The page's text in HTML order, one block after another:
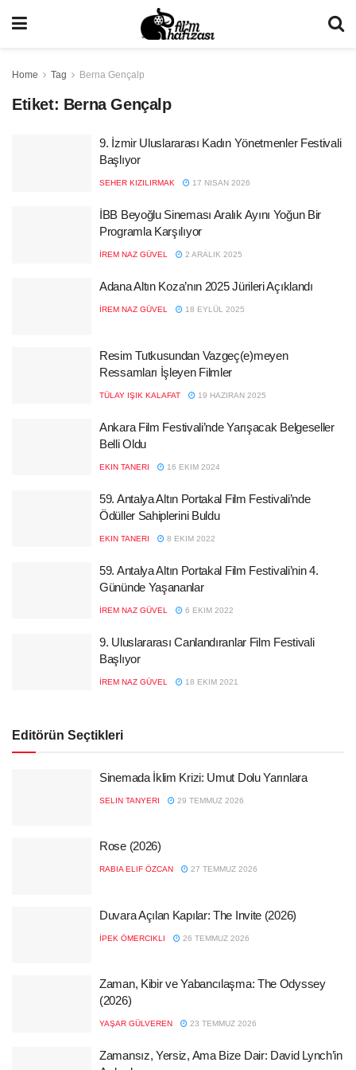
Home Tag Berna Gençalp
Etiket: Berna Gençalp
9. İzmir Uluslararası Kadın Yönetmenler Festivali
Başlıyor
SEHER KIZILIRMAK 17 NISAN 2026
İBB Beyoğlu Sineması Aralık Ayını Yoğun Bir
Programla Karşılıyor
İREM NAZ GÜVEL 2 ARALIK 2025
Adana Altın Koza’nın 2025 Jürileri Açıklandı
İREM NAZ GÜVEL 18 EYLÜL 2025
Resim Tutkusundan Vazgeç(e)meyen
Ressamları İşleyen Filmler
TÜLAY IŞIK KALAFAT 19 HAZIRAN 2025
Ankara Film Festivali’nde Yarışacak Belgeseller
Belli Oldu
EKIN TANERI 16 EKIM 2024
59. Antalya Altın Portakal Film Festivali’nde
Ödüller Sahiplerini Buldu
EKIN TANERI 8 EKIM 2022
59. Antalya Altın Portakal Film Festivali’nin 4.
Gününde Yaşananlar
İREM NAZ GÜVEL 6 EKIM 2022
9. Uluslararası Canlandıranlar Film Festivali
Başlıyor
İREM NAZ GÜVEL 18 EKIM 2021
Editörün Seçtikleri
Sinemada İklim Krizi: Umut Dolu Yarınlara
SELIN TANYERI 29 TEMMUZ 2026
Rose (2026)
RABIA ELIF ÖZCAN 27 TEMMUZ 2026
Duvara Açılan Kapılar: The Invite (2026)
İPEK ÖMERCIKLI 26 TEMMUZ 2026
Zaman, Kibir ve Yabancılaşma: The Odyssey
(2026)
YAŞAR GÜLVEREN 23 TEMMUZ 2026
Zamansız, Yersiz, Ama Bize Dair: David Lynch’in